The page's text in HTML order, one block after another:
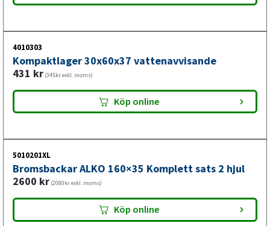
4010303
Kompaktlager 30x60x37 vattenavvisande
431 kr (345kr exkl. moms)
Köp online
5010201XL
Bromsbackar ALKO 160×35 Komplett sats 2 hjul
2600 kr (2080kr exkl. moms)
Köp online